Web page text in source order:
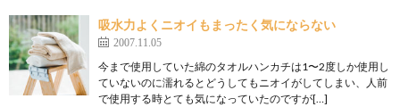
吸水力よくニオイもまったく気にならない
2007.11.05
今まで使用していた綿のタオルハンカチは1〜2度しか使用し
ていないのに濡れるとどうしてもニオイがしてしまい、人前
で使用する時とても気になっていたのですが[…]